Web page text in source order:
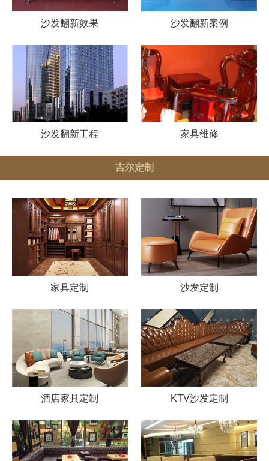
沙发翻新效果 沙发翻新案例
沙发翻新工程 家具维修
吉尔定制
家具定制 沙发定制
酒店家具定制 KTV沙发定制